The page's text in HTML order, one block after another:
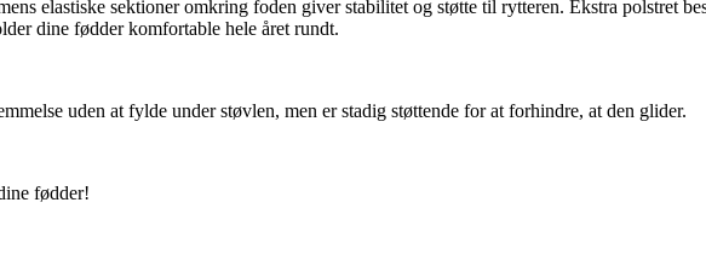
elastiske sektioner omkring foden giver stabilitet og støtte til rytteren. Ekstra polstret
dine fødder komfortable hele året rundt.
uden at fylde under støvlen, men er stadig støttende for at forhindre, at den glider.
fødder!